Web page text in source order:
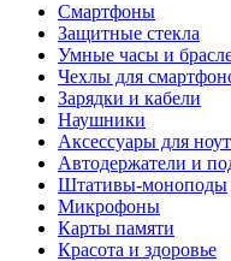
Смартфоны
Защитные стекла
Умные часы и
Чехлы для
Зарядки и кабели
Наушники
Аксессуары для
Автодержатели и
Штативы-моноподы
Микрофоны
Карты памяти
Красота и здоровье